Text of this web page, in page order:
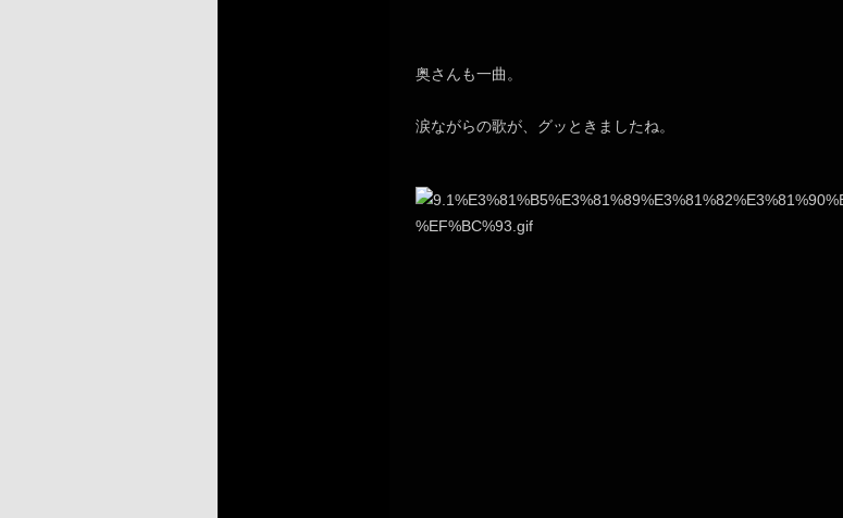
奥さんも一曲。
涙ながらの歌が、グッときましたね。